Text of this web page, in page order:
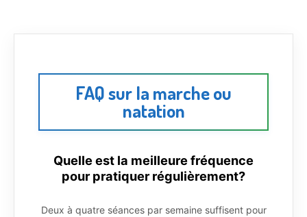
FAQ sur la marche ou
natation
Quelle est la meilleure fréquence
pour pratiquer régulièrement?
Deux à quatre séances par semaine suffisent pour